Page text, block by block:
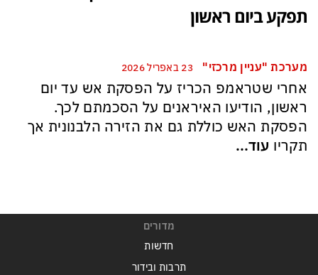
כמדיניות: כך הפכה ההוצאה להורג לכלי ההרתעה המרכזי של המשטר האיראני
נסוג, נתניהו הוזהר – ואיראן רשמה ניצחון אסטרטגי נוסף בלי שום מאמץ
כל הפרטים, ההערכות והסודות: לקראת מלחמה הקשה בהרבה מקודמותיה?
תפקע ביום ראשון
מערכת "עניין מרכזי"
אחרי שטראמפ הכריז על הפסקת אש עד יום
ראשון, הודיעו האיראנים על הסכמתם לכך.
הפסקת האש כוללת גם את הזירה הלבנונית אך
תקריו עוד...
מדורים
חדשות
תרבות ובידור